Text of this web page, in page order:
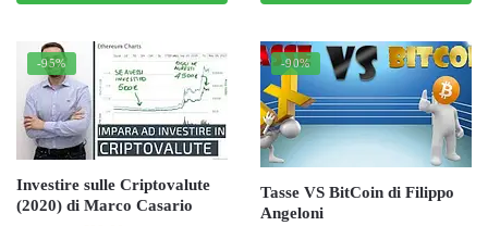
era:
è:
era:
è:
-95%
Investire sulle Criptovalute
(2020) di Marco Casario
-90%
Tasse VS BitCoin di Filippo
Angeloni